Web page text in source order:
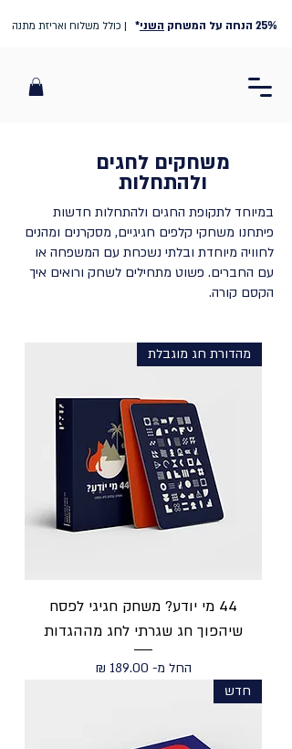
25% הנחה על המשחק השני* | כולל משלוח ואריזת מתנה
משחקים לחגים
ולהתחלות
במיוחד לתקופת החגים ולהתחלות חדשות
פיתחנו משחקי קלפים חגיגיים, מסקרנים ומהנים
לחוויה מיוחדת ובלתי נשכחת עם המשפחה או
עם החברים. פשוט מתחילים לשחק ורואים איך
הקסם קורה.
מהדורת חג מוגבלת
44 מי יודע? משחק חגיגי לפסח
שיהפוך חג שגרתי לחג מההגדות
החל מ-
מחיר מבצע
חדש